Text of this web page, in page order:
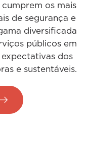
os mais
de segurança e
diversificada
públicos em
dos
e sustentáveis.